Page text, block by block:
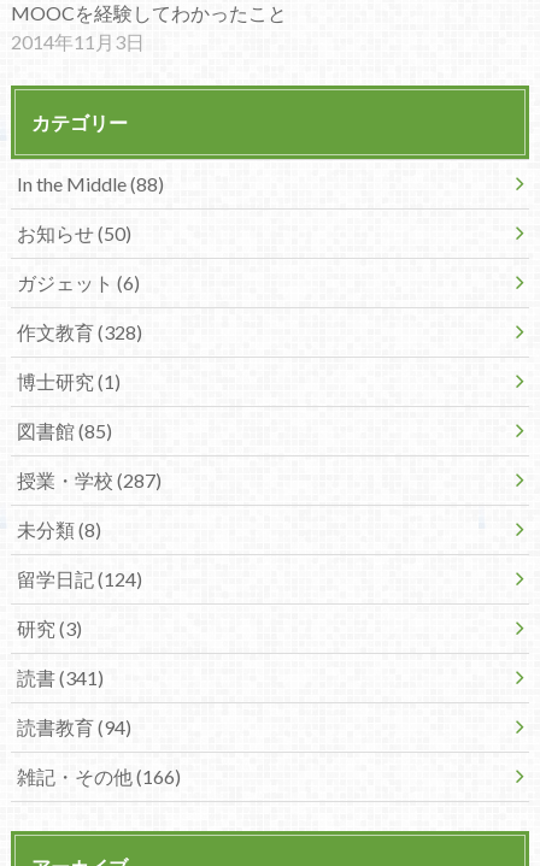
MOOCを経験してわかったこと
2014年11月3日
カテゴリー
In the Middle (88)
お知らせ (50)
ガジェット (6)
作文教育 (328)
博士研究 (1)
図書館 (85)
授業・学校 (287)
未分類 (8)
留学日記 (124)
研究 (3)
読書 (341)
読書教育 (94)
雑記・その他 (166)